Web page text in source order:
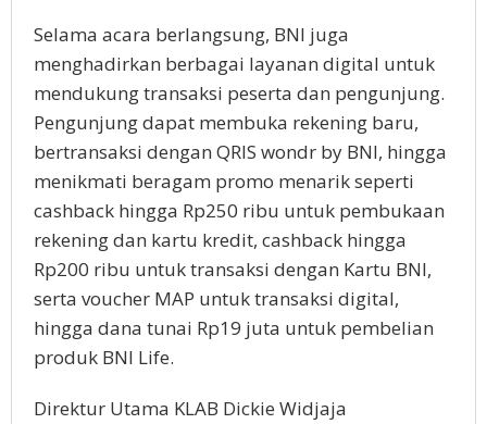
Selama acara berlangsung, BNI juga
menghadirkan berbagai layanan digital untuk
mendukung transaksi peserta dan pengunjung.
Pengunjung dapat membuka rekening baru,
bertransaksi dengan QRIS wondr by BNI, hingga
menikmati beragam promo menarik seperti
cashback hingga Rp250 ribu untuk pembukaan
rekening dan kartu kredit, cashback hingga
Rp200 ribu untuk transaksi dengan Kartu BNI,
serta voucher MAP untuk transaksi digital,
hingga dana tunai Rp19 juta untuk pembelian
produk BNI Life.
Direktur Utama KLAB Dickie Widjaja